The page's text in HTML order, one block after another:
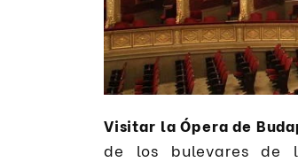
Visitar la Ópera de
de los bulevares de